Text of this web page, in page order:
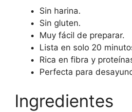
Sin harina.
Sin gluten.
Muy fácil de preparar.
Lista en solo 20
Rica en fibra y
Perfecta para
Ingredientes